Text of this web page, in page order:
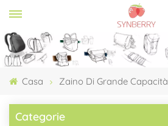
Casa Zaino Di Grande Capacità
Categorie